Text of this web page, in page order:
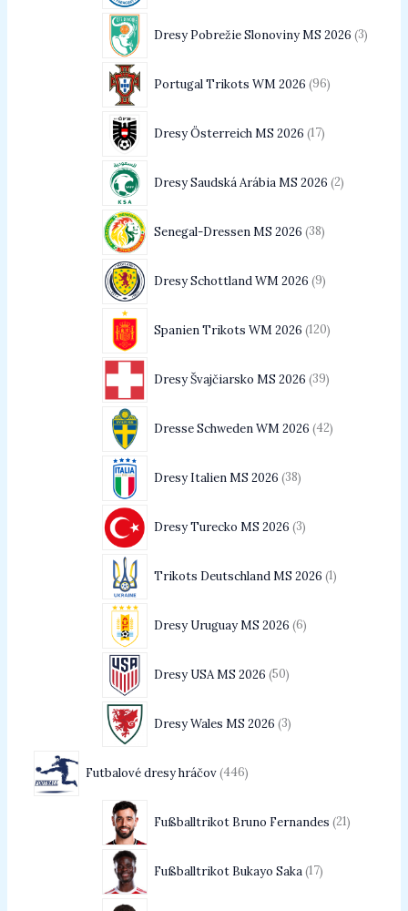
Dresy Pobrežie Slonoviny MS 2026 3
Portugal Trikots WM 2026 96
Dresy Österreich MS 2026 17
Dresy Saudská Arábia MS 2026 2
Senegal-Dressen MS 2026 38
Dresy Schottland WM 2026 9
Spanien Trikots WM 2026 120
Dresy Švajčiarsko MS 2026 39
Dresse Schweden WM 2026 42
Dresy Italien MS 2026 38
Dresy Turecko MS 2026 3
Trikots Deutschland MS 2026 1
Dresy Uruguay MS 2026 6
Dresy USA MS 2026 50
Dresy Wales MS 2026 3
Futbalové dresy hráčov 446
Fußballtrikot Bruno Fernandes 21
Fußballtrikot Bukayo Saka 17